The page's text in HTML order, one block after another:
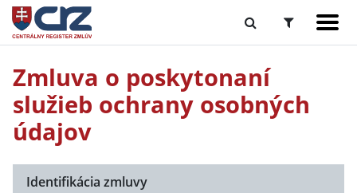
Zmluva o poskytonaní
služieb ochrany osobných
údajov
Identifikácia zmluvy